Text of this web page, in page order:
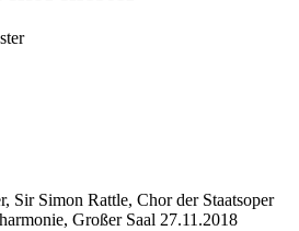
Sir Simon Rattle, Chor der Staatsoper
Großer Saal 27.11.2018